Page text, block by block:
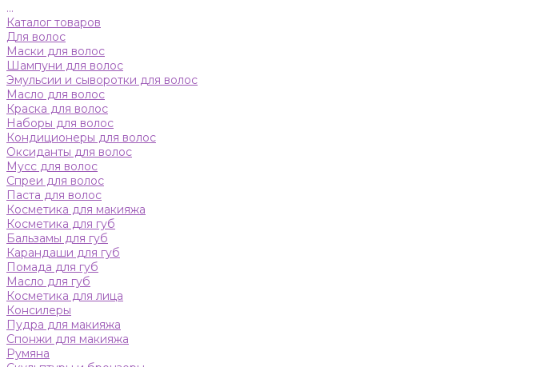
...
Каталог товаров
Для волос
Маски для волос
Шампуни для волос
Эмульсии и сыворотки для волос
Масло для волос
Краска для волос
Наборы для волос
Кондиционеры для волос
Оксиданты для волос
Мусс для волос
Спреи для волос
Паста для волос
Косметика для макияжа
Косметика для губ
Бальзамы для губ
Карандаши для губ
Помада для губ
Масло для губ
Косметика для лица
Консилеры
Пудра для макияжа
Спонжи для макияжа
Румяна